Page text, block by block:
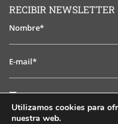
RECIBIR NEWSLETTER
Nombre*
E-
He
leido
y
He leido y acepto el aviso
Utilizamos cookies para
nuestra web.